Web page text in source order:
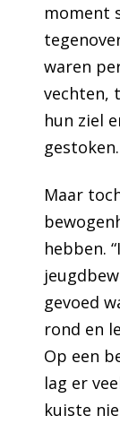
moment
waren
vechten,
hun ziel
Maar
hebben.
gevoed
rond en
Op een
lag er
kuiste